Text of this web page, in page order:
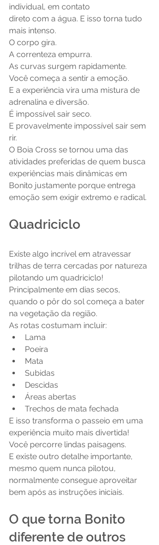
individual, em contato
direto com a água. E isso torna tudo
mais intenso.
O corpo gira.
A correnteza empurra.
As curvas surgem rapidamente.
Você começa a sentir a emoção.
E a experiência vira uma mistura de
adrenalina e diversão.
É impossível sair seco.
E provavelmente impossível sair sem
rir.
O Boia Cross se tornou uma das
atividades preferidas de quem busca
experiências mais dinâmicas em
Bonito justamente porque entrega
emoção sem exigir extremo e radical.
Quadriciclo
Existe algo incrível em atravessar
trilhas de terra cercadas por natureza
pilotando um quadriciclo!
Principalmente em dias secos,
quando o pôr do sol começa a bater
na vegetação da região.
As rotas costumam incluir:
Lama
Poeira
Mata
Subidas
Descidas
Áreas abertas
Trechos de mata fechada
E isso transforma o passeio em uma
experiência muito mais divertida!
Você percorre lindas paisagens.
E existe outro detalhe importante,
mesmo quem nunca pilotou,
normalmente consegue aproveitar
bem após as instruções iniciais.
O que torna Bonito
diferente de outros